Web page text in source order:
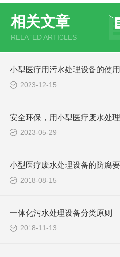
相关文章
RELATED ARTICLES
2023-12-15
2023-05-29
2018-08-15
一体化污水处理设备分类原则
2018-11-13